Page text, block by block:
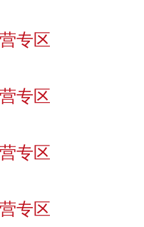
专区
专区
专区
专区